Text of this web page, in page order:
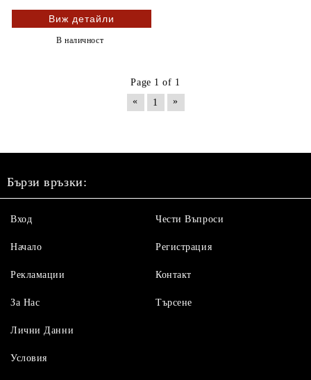
Виж детайли
В наличност
Page 1 of 1
«
1 »
Бързи връзки:
Вход
Начало
Рекламации
За Нас
Чести Въпроси
Регистрация
Контакт
Търсене
Лични Данни
Условия